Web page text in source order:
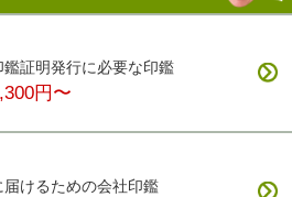
証明発行に必要な印鑑
円〜
けるための会社印鑑